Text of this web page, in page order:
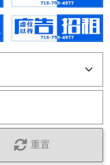
重置